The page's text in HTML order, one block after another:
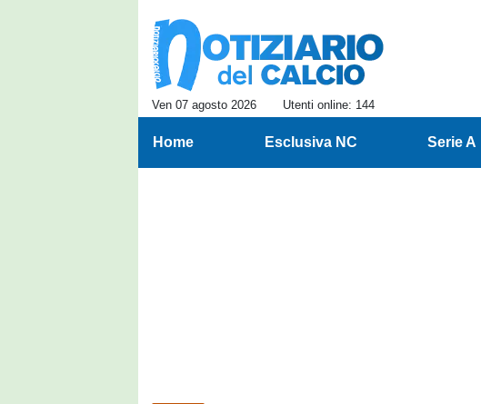
Ven 07 agosto 2026 Utenti online: 144
Home Esclusiva NC Serie A